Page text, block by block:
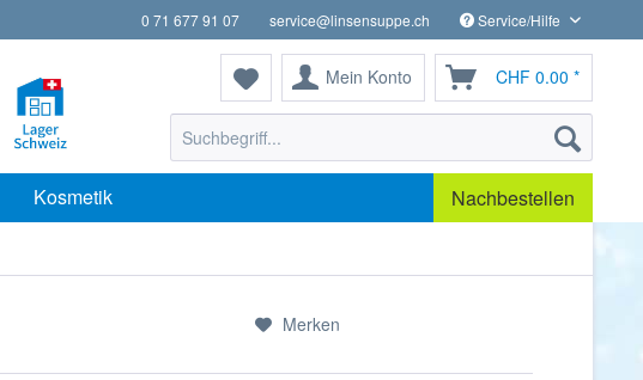
0 71 677 91 07 service@linsensuppe.ch Service/Hilfe
Mein Konto CHF 0.00 *
Kosmetik Nachbestellen
Merken